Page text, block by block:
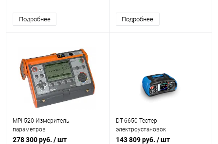
Подробнее Подробнее
MPI-520 Измеритель
параметров
электробезопасности
278 300 руб. / шт
DT-6650 Тестер
электроустановок
многофункциональный
143 809 руб. / шт